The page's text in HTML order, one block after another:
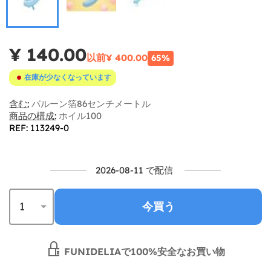
¥ 140.00以前¥ 400.00 65%
在庫が少なくなっています
含む: バルーン箔86センチメートル
商品の構成: ホイル100
REF: 113249-0
2026-08-11 で配信
今買う
FUNIDELIAで100%安全なお買い物